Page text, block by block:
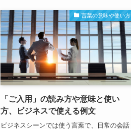
言葉の意味や使い方
「ご入用」の読み方や意味と使い
方、ビジネスで使える例文
ビジネスシーンでは使う言葉で、日常の会話